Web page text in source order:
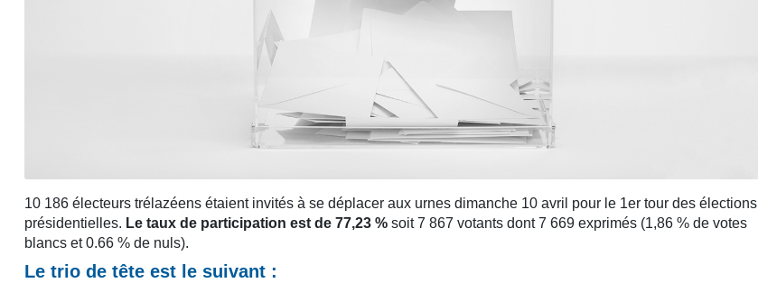
10 186 électeurs trélazéens étaient invités à se déplacer aux urnes dimanche 10 avril pour le 1er tour des élections
présidentielles. Le taux de participation est de 77,23 % soit 7 867 votants dont 7 669 exprimés (1,86 % de votes
blancs et 0.66 % de nuls).
Le trio de tête est le suivant :